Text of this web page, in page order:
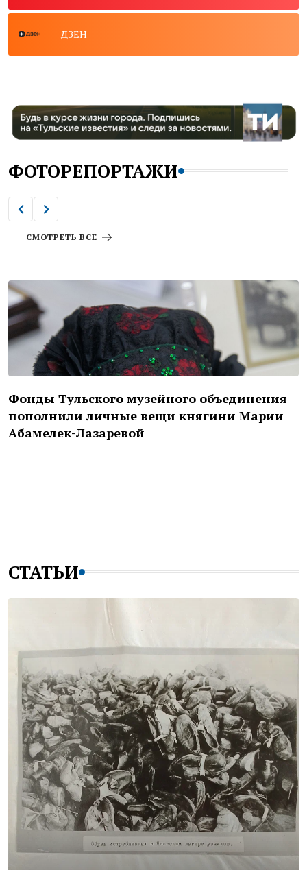
ДЗЕН
ФОТОРЕПОРТАЖИ
СМОТРЕТЬ ВСЕ
Фонды Тульского музейного объединения
пополнили личные вещи княгини Марии
Абамелек-Лазаревой
СТАТЬИ